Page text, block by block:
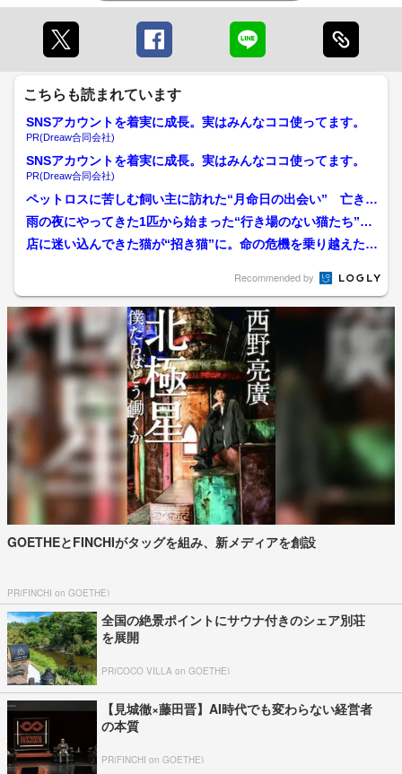
こちらも読まれています
SNSアカウントを着実に成長。実はみんなココ使ってます。
PR(Dreaw合同会社)
SNSアカウントを着実に成長。実はみんなココ使ってます。
PR(Dreaw合同会社)
ペットロスに苦しむ飼い主に訪れた“月命日の出会い” 亡き看
板猫が運命の「いと」で...
雨の夜にやってきた1匹から始まった“行き場のない猫たち”と
の絆。貸本店「輝らら」...
店に迷い込んできた猫が“招き猫”に。命の危機を乗り越えた
Recommended by
GOETHEとFINCHIがタッグを組み、新メディアを創設
PR(FINCHI on GOETHE)
全国の絶景ポイントにサウナ付きのシェア別荘
を展開
PR(COCO VILLA on GOETHE)
【見城徹×藤田晋】AI時代でも変わらない経営者
の本質
PR(FINCHI on GOETHE)